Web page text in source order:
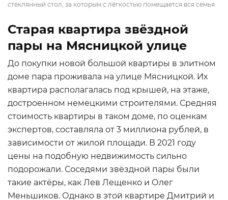
стеклянный стол, за которым с лёгкостью помещается вся семья
Старая квартира звёздной
пары на Мясницкой улице
До покупки новой большой квартиры в элитном
доме пара проживала на улице Мясницкой. Их
квартира располагалась под крышей, на этаже,
достроенном немецкими строителями. Средняя
стоимость квартиры в таком доме, по оценкам
экспертов, составляла от 3 миллиона рублей, в
зависимости от жилой площади. В 2021 году
цены на подобную недвижимость сильно
подорожали. Соседями звёздной пары были
такие актёры, как Лев Лещенко и Олег
Меньшиков. Однако в этой квартире Дмитрий и